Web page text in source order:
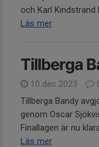
och Karl Kindstrand
Läs mer
Tillberga
10 dec 2023
Tillberga Bandy
genom Oscar
Finallagen är nu
Läs mer